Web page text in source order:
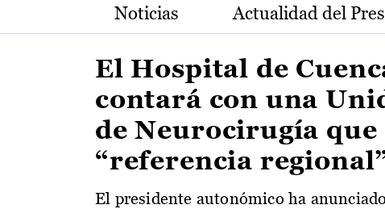
Noticias Actualidad del
El Hospital de
contará con una
de Neurocirugía que
“referencia
El presidente autonómico ha